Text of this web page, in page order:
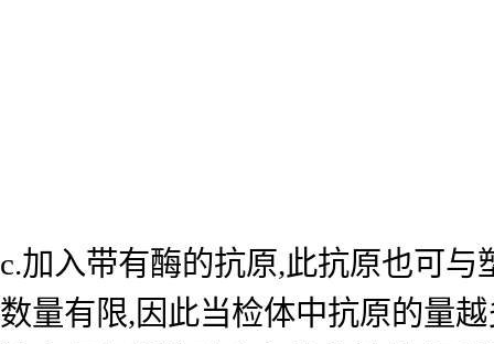
c.加入带有酶的抗原,此抗原也可
数量有限,因此当检体中抗原的量